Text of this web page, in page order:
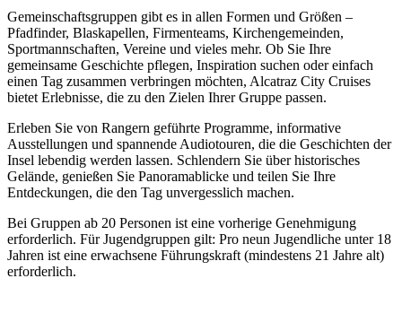
Gemeinschaftsgruppen gibt es in allen Formen und Größen –
Pfadfinder, Blaskapellen, Firmenteams, Kirchengemeinden,
Sportmannschaften, Vereine und vieles mehr. Ob Sie Ihre
gemeinsame Geschichte pflegen, Inspiration suchen oder einfach
einen Tag zusammen verbringen möchten, Alcatraz City Cruises
bietet Erlebnisse, die zu den Zielen Ihrer Gruppe passen.
Erleben Sie von Rangern geführte Programme, informative
Ausstellungen und spannende Audiotouren, die die Geschichten der
Insel lebendig werden lassen. Schlendern Sie über historisches
Gelände, genießen Sie Panoramablicke und teilen Sie Ihre
Entdeckungen, die den Tag unvergesslich machen.
Bei Gruppen ab 20 Personen ist eine vorherige Genehmigung
erforderlich. Für Jugendgruppen gilt: Pro neun Jugendliche unter 18
Jahren ist eine erwachsene Führungskraft (mindestens 21 Jahre alt)
erforderlich.